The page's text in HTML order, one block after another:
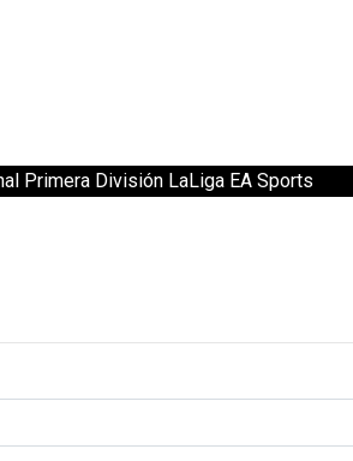
Primera División LaLiga EA Sports